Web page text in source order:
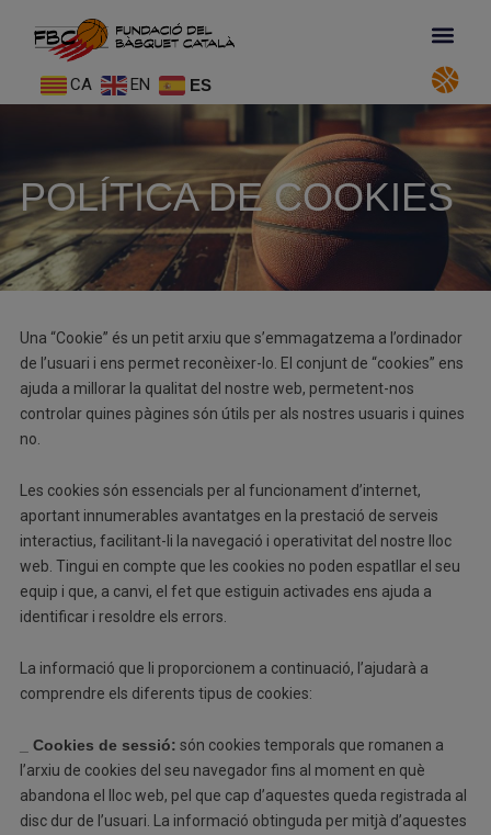
CA EN ES
POLÍTICA DE COOKIES
Una “Cookie” és un petit arxiu que s’emmagatzema a l’ordinador
de l’usuari i ens permet reconèixer-lo. El conjunt de “cookies” ens
ajuda a millorar la qualitat del nostre web, permetent-nos
controlar quines pàgines són útils per als nostres usuaris i quines
no.
Les cookies són essencials per al funcionament d’internet,
aportant innumerables avantatges en la prestació de serveis
interactius, facilitant-li la navegació i operativitat del nostre lloc
web. Tingui en compte que les cookies no poden espatllar el seu
equip i que, a canvi, el fet que estiguin activades ens ajuda a
identificar i resoldre els errors.
La informació que li proporcionem a continuació, l’ajudarà a
comprendre els diferents tipus de cookies:
_ Cookies de sessió: són cookies temporals que romanen a
l’arxiu de cookies del seu navegador fins al moment en què
abandona el lloc web, pel que cap d’aquestes queda registrada al
disc dur de l’usuari. La informació obtinguda per mitjà d’aquestes